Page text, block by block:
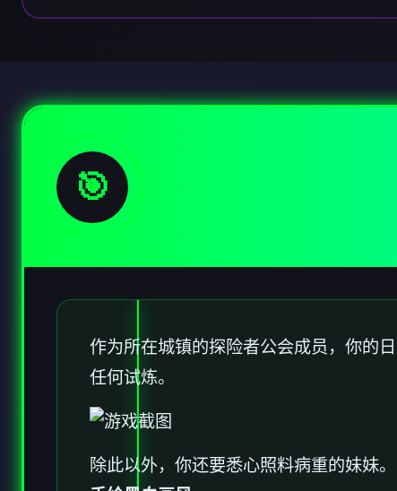
🎯
作为所在城镇的探险者公会成员，你的
任何试炼。
除此以外，你还要悉心照料病重的妹妹